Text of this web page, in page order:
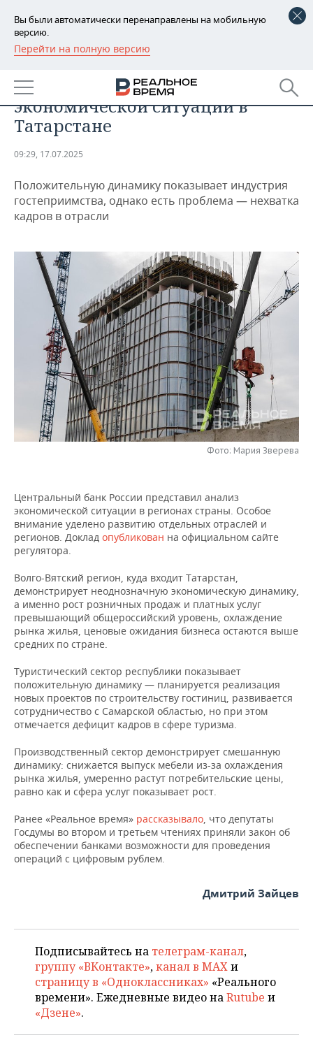
Вы были автоматически перенаправлены на мобильную
версию.
Перейти на полную версию
РЕГИОНЫ
БАШКОРТОСТАН
ТАТАРСТАН
НОВОСТИ
АНАЛИТИКА
ДЕКЛАРАЦИИ О ДОХОДАХ
КОРОЛИ ГОСЗАКАЗА ПФО
КОМУ ПРИНАДЛЕЖАТ
ТОРГОВЫЕ ЦЕНТРЫ
ТАТАРСТАНА
НОВОСТИ ЭКОНОМИКИ
ФИНАНСЫ
БЮДЖЕТ
ИНВЕСТИЦИИ
ПРОМЫШЛЕННОСТЬ
НОВОСТИ
ПРОМЫШЛЕННОСТИ
АГРОПРОМ
МАШИНОСТРОЕНИЕ
НЕФТЕХИМИЯ
НЕФТЬ
ЭНЕРГЕТИКА
НЕДВИЖИМОСТЬ
НОВОСТИ АВТО
БИЗНЕС
НОВОСТИ БИЗНЕСА
РОЗНИЧНАЯ ТОРГОВЛЯ
ТРАНСПОРТ
УСЛУГИ
ТЕХНОЛОГИИ
НОВОСТИ ТЕХНОЛОГИЙ
МЕДИА
ТЕЛЕКОММУНИКАЦИИ
МЕРОПРИЯТИЯ
НОВОСТИ МЕРОПРИЯТИЙ
ВЫЕЗДНАЯ РЕДАКЦИЯ
БИЗНЕС-БРАНЧИ
ОТКРЫТАЯ ЛЕКЦИЯ
СПОРТ
НОВОСТИ СПОРТА
ФУТБОЛ
БАСКЕТБОЛ
ВОЛЕЙБОЛ
ФИГУРНОЕ КАТАНИЕ
ВОДНЫЕ ВИДЫ СПОРТА
ОБЩЕСТВО
НОВОСТИ ОБЩЕСТВА
ИНФРАСТРУКТУРА
ИСТОРИЯ
МЕДИЦИНА
ОБРАЗОВАНИЕ
ФОТОГАЛЕРЕЯ
СПРАВОЧНИК
СПИСОК ПЕРСОН
ПОЛНАЯ ВЕРСИЯ
Центробанк рассказал об
экономической ситуации в
Татарстане
09:29, 17.07.2025
Положительную динамику показывает индустрия
гостеприимства, однако есть проблема — нехватка
кадров в отрасли
Фото: Мария Зверева
Центральный банк России представил анализ
экономической ситуации в регионах страны. Особое
внимание уделено развитию отдельных отраслей и
регионов. Доклад опубликован на официальном сайте
регулятора.
Волго-Вятский регион, куда входит Татарстан,
демонстрирует неоднозначную экономическую динамику,
а именно рост розничных продаж и платных услуг
превышающий общероссийский уровень, охлаждение
рынка жилья, ценовые ожидания бизнеса остаются выше
средних по стране.
Туристический сектор республики показывает
положительную динамику — планируется реализация
новых проектов по строительству гостиниц, развивается
сотрудничество с Самарской областью, но при этом
отмечается дефицит кадров в сфере туризма.
Производственный сектор демонстрирует смешанную
динамику: снижается выпуск мебели из-за охлаждения
рынка жилья, умеренно растут потребительские цены,
равно как и сфера услуг показывает рост.
Ранее «Реальное время» рассказывало, что депутаты
Госдумы во втором и третьем чтениях приняли закон об
обеспечении банками возможности для проведения
операций с цифровым рублем.
Дмитрий Зайцев
Подписывайтесь на телеграм-канал,
группу «ВКонтакте»,канал в MAXи
страницу в «Одноклассниках» «Реального
времени». Ежедневные видео наRutube и
«Дзене».